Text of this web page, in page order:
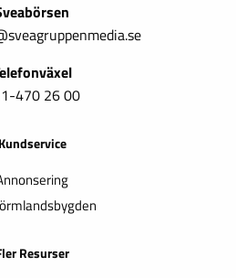
470 26 00
Kundservice
Resurser